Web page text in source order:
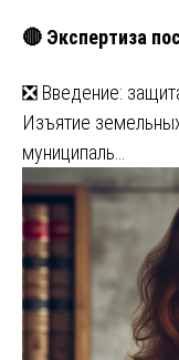
🔴 Экспертиза
❎ Введение:
Изъятие
муниципаль…